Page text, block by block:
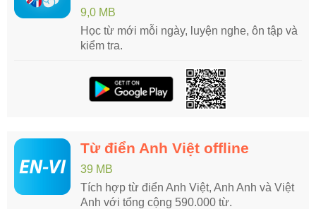
9,0 MB
Học từ mới mỗi ngày, luyện nghe, ôn tập và
kiểm tra.
Từ điển Anh Việt offline
39 MB
Tích hợp từ điển Anh Việt, Anh Anh và Việt
Anh với tổng cộng 590.000 từ.